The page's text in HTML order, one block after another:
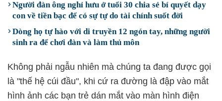
Người đàn ông nghỉ hưu ở tuổi 30 chia sẻ bí quyết dạy
con về tiền bạc để có sự tự do tài chính suốt đời
Dòng họ tự hào với di truyền 12 ngón tay, những người
sinh ra để chơi đàn và làm thủ môn
Không phải ngẫu nhiên mà chúng ta đang được gọi
là "thế hệ cúi đầu", khi cứ ra đường là đập vào mắt
hình ảnh các bạn trẻ dán mắt vào màn hình điện